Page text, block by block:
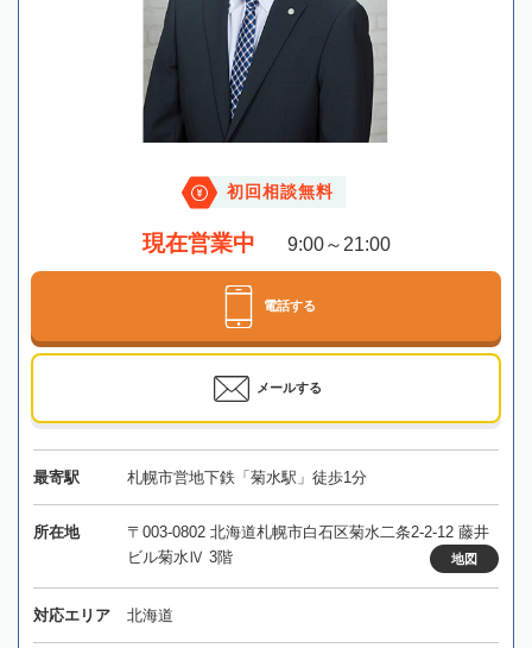
初回相談無料
現在営業中 9:00～21:00
電話する
メールする
最寄駅 札幌市営地下鉄「菊水駅」徒歩1分
所在地
〒003-0802 北海道札幌市白石区菊水二条2-2-12 藤井
ビル菊水Ⅳ 3階
地図
対応エリア 北海道